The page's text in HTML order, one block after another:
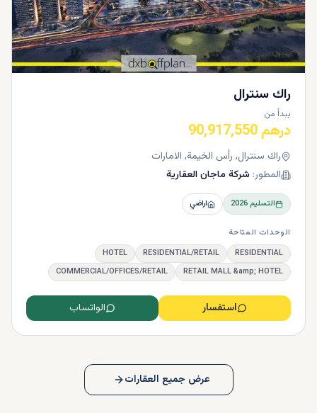
راك سنترال
يبدأ من
درهم 90,917,550
راك سنترال, رأس الخيمة, الامارات
المطور: شركة ماجان العقارية
التسليم2026 اراضي
الوحدات المتاحة
RESIDENTIAL
RESIDENTIAL/RETAIL
HOTEL
RETAIL MALL &amp; HOTEL
COMMERCIAL/OFFICES/RETAIL
استفسار الواتساب
عرض جميع العقارات